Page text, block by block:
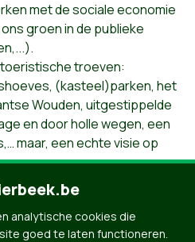
met de sociale economie
groen in de publieke
troeven:
(kasteel)parken, het
Wouden, uitgestippelde
en door holle wegen, een
maar, een echte visie op
werk maken van een
en wandeltoerisme.
analytische cookies die
goed te laten functioneren.